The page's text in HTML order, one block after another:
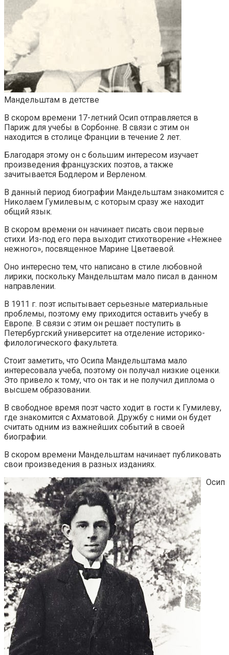
Мандельштам в детстве
В скором времени 17-летний Осип отправляется в
Париж для учебы в Сорбонне. В связи с этим он
находится в столице Франции в течение 2 лет.
Благодаря этому он с большим интересом изучает
произведения французских поэтов, а также
зачитывается Бодлером и Верленом.
В данный период биографии Мандельштам знакомится с
Николаем Гумилевым, с которым сразу же находит
общий язык.
В скором времени он начинает писать свои первые
стихи. Из-под его пера выходит стихотворение «Нежнее
нежного», посвященное Марине Цветаевой.
Оно интересно тем, что написано в стиле любовной
лирики, поскольку Мандельштам мало писал в данном
направлении.
В 1911 г. поэт испытывает серьезные материальные
проблемы, поэтому ему приходится оставить учебу в
Европе. В связи с этим он решает поступить в
Петербургский университет на отделение историко-
филологического факультета.
Стоит заметить, что Осипа Мандельштама мало
интересовала учеба, поэтому он получал низкие оценки.
Это привело к тому, что он так и не получил диплома о
высшем образовании.
В свободное время поэт часто ходит в гости к Гумилеву,
где знакомится с Ахматовой. Дружбу с ними он будет
считать одним из важнейших событий в своей
биографии.
В скором времени Мандельштам начинает публиковать
свои произведения в разных изданиях.
Осип